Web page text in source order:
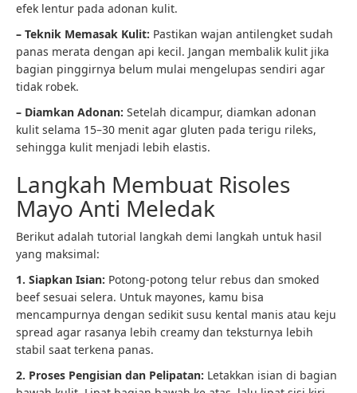
efek lentur pada adonan kulit.
– Teknik Memasak Kulit: Pastikan wajan antilengket sudah
panas merata dengan api kecil. Jangan membalik kulit jika
bagian pinggirnya belum mulai mengelupas sendiri agar
tidak robek.
– Diamkan Adonan: Setelah dicampur, diamkan adonan
kulit selama 15–30 menit agar gluten pada terigu rileks,
sehingga kulit menjadi lebih elastis.
Langkah Membuat Risoles
Mayo Anti Meledak
Berikut adalah tutorial langkah demi langkah untuk hasil
yang maksimal:
1. Siapkan Isian: Potong-potong telur rebus dan smoked
beef sesuai selera. Untuk mayones, kamu bisa
mencampurnya dengan sedikit susu kental manis atau keju
spread agar rasanya lebih creamy dan teksturnya lebih
stabil saat terkena panas.
2. Proses Pengisian dan Pelipatan: Letakkan isian di bagian